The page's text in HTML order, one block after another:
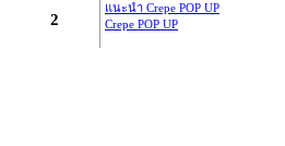
นั่งมองดูฝนที่ไหลลงหน้าต่าง
เธอจะคิดถึงฉันบ้างไหมคนดี
2
แนะนำ Crepe POP UP
Crepe POP UP